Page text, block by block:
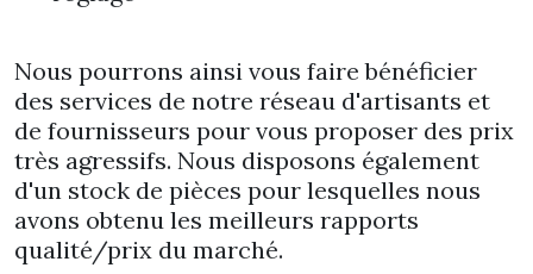
Nous pourrons ainsi vous faire bénéficier
des services de notre réseau d'artisants et
de fournisseurs pour vous proposer des prix
très agressifs. Nous disposons également
d'un stock de pièces pour lesquelles nous
avons obtenu les meilleurs rapports
qualité/prix du marché.